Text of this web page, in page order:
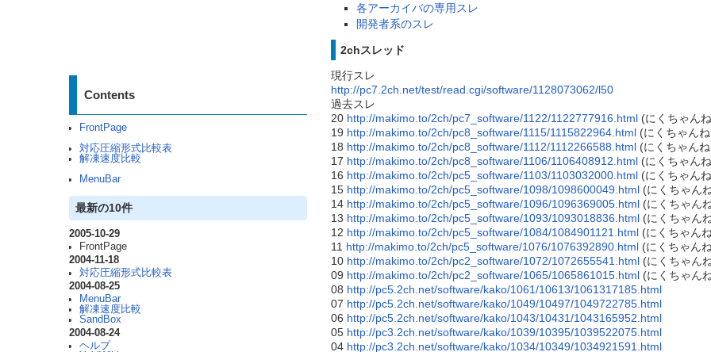
Contents
FrontPage
対応圧縮形式比較表
解凍速度比較
MenuBar
最新の10件
2005-10-29
FrontPage
2004-11-18
対応圧縮形式比較表
2004-08-25
MenuBar
解凍速度比較
SandBox
2004-08-24
ヘルプ
各アーカイバの専用スレ
開発者系のスレ
2chスレッド
現行スレ
http://pc7.2ch.net/test/read.cgi/software/1128073062/l50
過去スレ
20 http://makimo.to/2ch/pc7_software/1122/1122777916.html (にくちゃん
19 http://makimo.to/2ch/pc8_software/1115/1115822964.html (にくちゃん
18 http://makimo.to/2ch/pc8_software/1112/1112266588.html (にくちゃん
17 http://makimo.to/2ch/pc8_software/1106/1106408912.html (にくちゃん
16 http://makimo.to/2ch/pc5_software/1103/1103032000.html (にくちゃん
15 http://makimo.to/2ch/pc5_software/1098/1098600049.html (にくちゃん
14 http://makimo.to/2ch/pc5_software/1096/1096369005.html (にくちゃん
13 http://makimo.to/2ch/pc5_software/1093/1093018836.html (にくちゃん
12 http://makimo.to/2ch/pc5_software/1084/1084901121.html (にくちゃん
11 http://makimo.to/2ch/pc5_software/1076/1076392890.html (にくちゃん
10 http://makimo.to/2ch/pc2_software/1072/1072655541.html (にくちゃん
09 http://makimo.to/2ch/pc2_software/1065/1065861015.html (にくちゃん
08 http://pc5.2ch.net/software/kako/1061/10613/1061317185.html
07 http://pc5.2ch.net/software/kako/1049/10497/1049722785.html
06 http://pc5.2ch.net/software/kako/1043/10431/1043165952.html
05 http://pc3.2ch.net/software/kako/1039/10395/1039522075.html
04 http://pc3.2ch.net/software/kako/1034/10349/1034921591.html